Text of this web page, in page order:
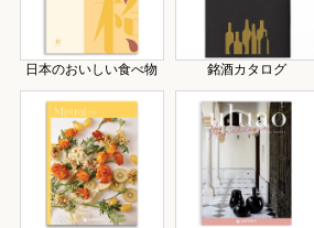
日本のおいしい食べ物 銘酒カタログ